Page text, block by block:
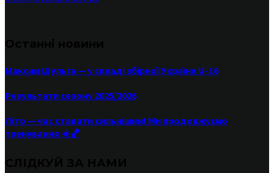
Максим Шульга — у складі збірної України U-16
Результати сезону 2025/2026
Літо — час ставати сильнішим! Ми продовжуємо
тренування ☀️🏀